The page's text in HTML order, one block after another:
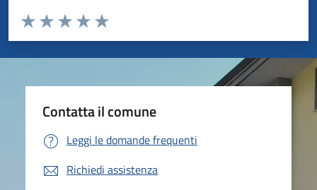
Valuta da 1 a 5 stelle la pagina
Valuta 5 stelle su 5
Valuta 4 stelle su 5
Valuta 3 stelle su 5
Valuta 2 stelle su 5
Valuta 1 stelle su 5
Contatta il comune
Leggi le domande frequenti
Richiedi assistenza